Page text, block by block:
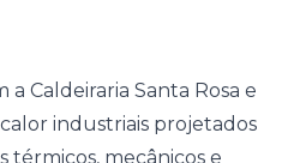
Caldeiraria Santa Rosa e
industriais projetados
térmicos, mecânicos e